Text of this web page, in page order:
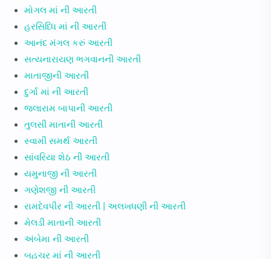
મોગલ માં ની આરતી
હરસિધ્ધિ માં ની આરતી
આનંદ મંગલ કરું આરતી
સત્યનારાયણ ભગવાનની આરતી
માતાજીની આરતી
દુર્ગા માં ની આરતી
જલારામ બાપાની આરતી
તુલસી માતાની આરતી
સ્વામી સમર્થ આરતી
સાંવરિયા શેઠ ની આરતી
યમુનાજી ની આરતી
ગણેશજી ની આરતી
રામદેવપીર ની આરતી | અલખધણી ની આરતી
મેલડી માતાની આરતી
અંબેમા ની આરતી
બહુચર માં ની આરતી